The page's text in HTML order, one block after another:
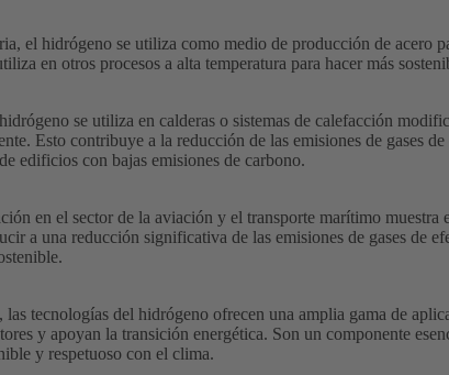
el hidrógeno se utiliza como medio de producción de acero
en otros procesos a alta temperatura para hacer más
se utiliza en calderas o sistemas de calefacción
Esto contribuye a la reducción de las emisiones de gases
edificios con bajas emisiones de carbono.
en el sector de la aviación y el transporte marítimo
a una reducción significativa de las emisiones de gases de
las tecnologías del hidrógeno ofrecen una amplia gama de
y apoyan la transición energética. Son un componente
y respetuoso con el clima.